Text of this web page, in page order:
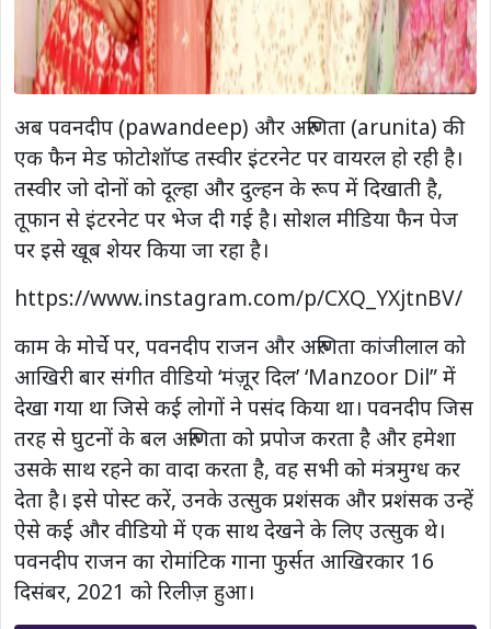
अब पवनदीप (pawandeep) और अरुणिता (arunita) की
एक फैन मेड फोटोशॉप्ड तस्वीर इंटरनेट पर वायरल हो रही है।
तस्वीर जो दोनों को दूल्हा और दुल्हन के रूप में दिखाती है,
तूफान से इंटरनेट पर भेज दी गई है। सोशल मीडिया फैन पेज
पर इसे खूब शेयर किया जा रहा है।
https://www.instagram.com/p/CXQ_YXjtnBV/
काम के मोर्चे पर, पवनदीप राजन और अरुणिता कांजीलाल को
आखिरी बार संगीत वीडियो ‘मंज़ूर दिल’ ‘Manzoor Dil” में
देखा गया था जिसे कई लोगों ने पसंद किया था। पवनदीप जिस
तरह से घुटनों के बल अरुणिता को प्रपोज करता है और हमेशा
उसके साथ रहने का वादा करता है, वह सभी को मंत्रमुग्ध कर
देता है। इसे पोस्ट करें, उनके उत्सुक प्रशंसक और प्रशंसक उन्हें
ऐसे कई और वीडियो में एक साथ देखने के लिए उत्सुक थे।
पवनदीप राजन का रोमांटिक गाना फुर्सत आखिरकार 16
दिसंबर, 2021 को रिलीज़ हुआ।